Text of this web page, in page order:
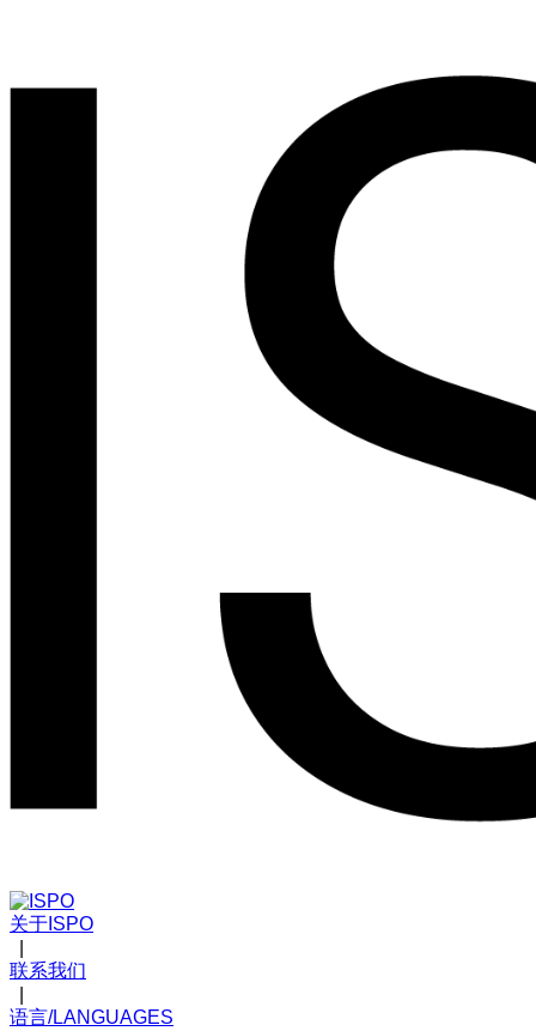
关于ISPO
联系我们
语言/LANGUAGES